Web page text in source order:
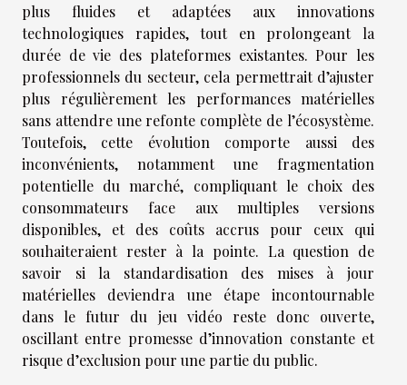
plus fluides et adaptées aux innovations
technologiques rapides, tout en prolongeant la
durée de vie des plateformes existantes. Pour les
professionnels du secteur, cela permettrait d’ajuster
plus régulièrement les performances matérielles
sans attendre une refonte complète de l’écosystème.
Toutefois, cette évolution comporte aussi des
inconvénients, notamment une fragmentation
potentielle du marché, compliquant le choix des
consommateurs face aux multiples versions
disponibles, et des coûts accrus pour ceux qui
souhaiteraient rester à la pointe. La question de
savoir si la standardisation des mises à jour
matérielles deviendra une étape incontournable
dans le futur du jeu vidéo reste donc ouverte,
oscillant entre promesse d’innovation constante et
risque d’exclusion pour une partie du public.